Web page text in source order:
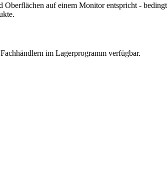
Oberflächen auf einem Monitor entspricht -
im Lagerprogramm verfügbar.